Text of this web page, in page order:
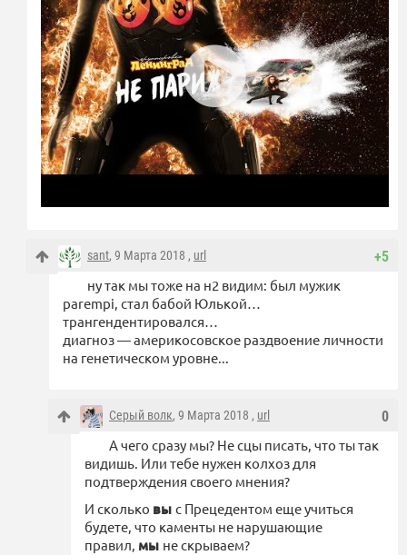
+5
sant, 9 Марта 2018 , url
ну так мы тоже на н2 видим: был мужик
parempi, стал бабой Юлькой…
трангендентировался…
диагноз — америкосовское раздвоение личности
на генетическом уровне...
0
Серый волк, 9 Марта 2018 , url
А чего сразу мы? Не сцы писать, что ты так
видишь. Или тебе нужен колхоз для
подтверждения своего мнения?
И сколько вы с Прецедентом еще учиться
будете, что каменты не нарушающие
правил, мы не скрываем?